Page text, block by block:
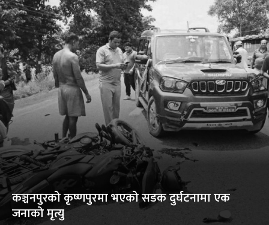
कञ्चनपुरको कृष्णपुरमा भएको सडक दुर्घटनामा एक
जनाको मृत्यु